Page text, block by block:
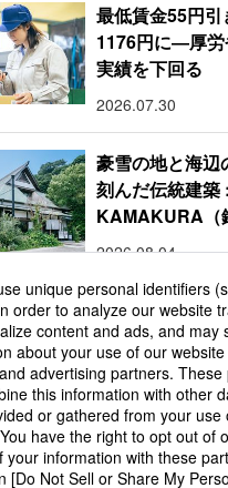
最低賃金55円
1176円に―厚労
実績を下回る
2026.07.30
豪雪の地と海辺
刻んだ伝統建築
KAMAKURA（
2026.08.04
もっと見る
ーワード